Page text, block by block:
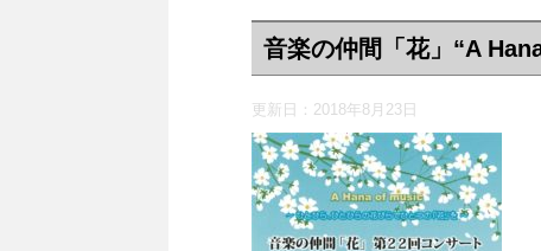
音楽の仲間「花」“A
更新日： 2018年8月23日